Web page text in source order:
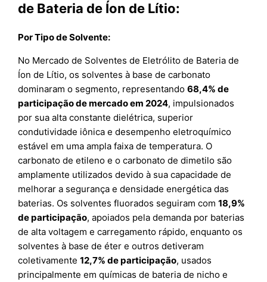
de Bateria de Íon de Lítio:
Por Tipo de Solvente:
No Mercado de Solventes de Eletrólito de Bateria de
Íon de Lítio, os solventes à base de carbonato
dominaram o segmento, representando68,4% de
participação de mercado em 2024, impulsionados
por sua alta constante dielétrica, superior
condutividade iônica e desempenho eletroquímico
estável em uma ampla faixa de temperatura. O
carbonato de etileno e o carbonato de dimetilo são
amplamente utilizados devido à sua capacidade de
melhorar a segurança e densidade energética das
baterias. Os solventes fluorados seguiram com18,9%
de participação, apoiados pela demanda por baterias
de alta voltagem e carregamento rápido, enquanto os
solventes à base de éter e outros detiveram
coletivamente12,7% de participação, usados
principalmente em químicas de bateria de nicho e